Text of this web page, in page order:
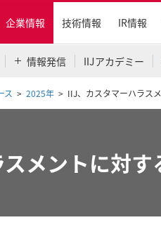
企業情報 技術情報 IR情報
情報発信 IIJアカデミー
ス 2025年 IIJ、カスタマーハラス
メントに対